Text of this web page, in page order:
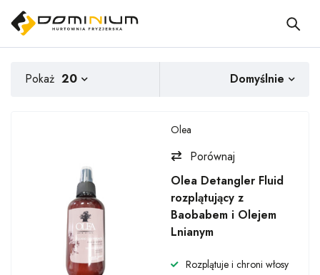
Domyślnie
Pokaż 20
Olea
Porównaj
Olea Detangler Fluid
rozplątujący z
Baobabem i Olejem
Lnianym
Rozplątuje i chroni włosy